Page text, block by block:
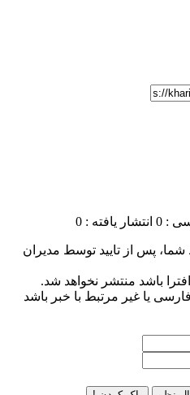
: 0 انتشار یافته : 0
پس از تایید توسط مدیران
باشد منتشر نخواهد شد.
یا غیر مرتبط با خبر باشد